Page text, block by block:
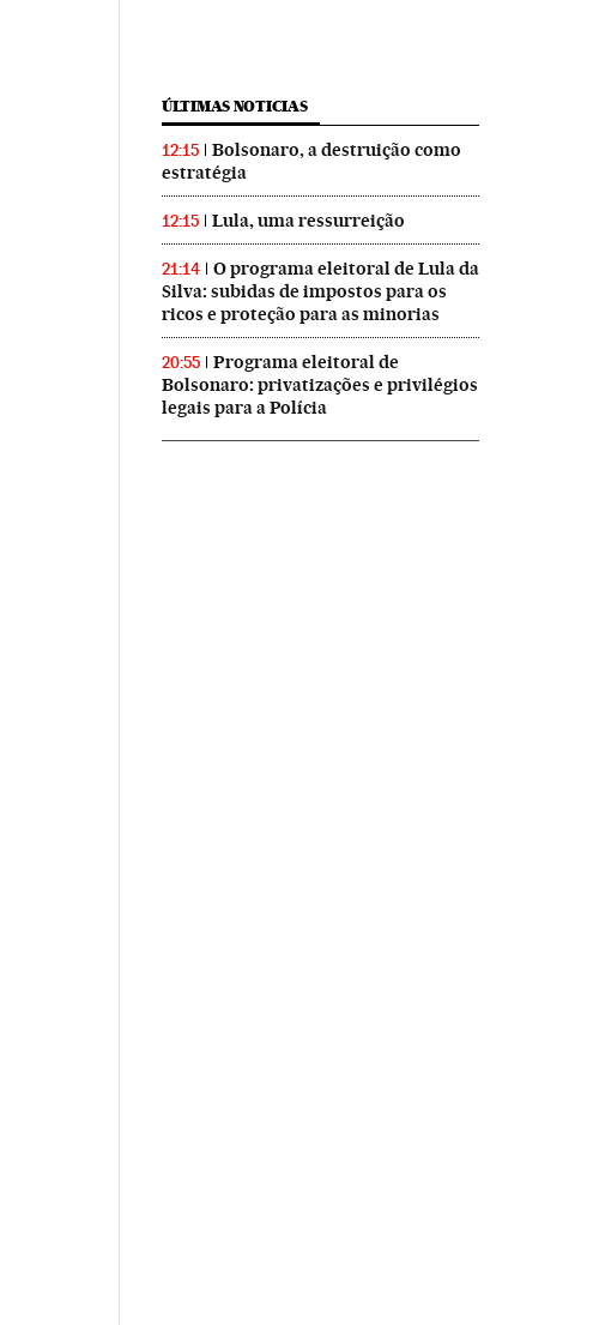
ÚLTIMAS NOTICIAS
12:15
Bolsonaro, a destruição como
estratégia
12:15 Lula, uma ressurreição
21:14
O programa eleitoral de Lula da
Silva: subidas de impostos para os
ricos e proteção para as minorias
20:55
Programa eleitoral de
Bolsonaro: privatizações e privilégios
legais para a Polícia